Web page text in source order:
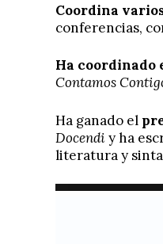
Coordina
conferencias,
Ha coordinado
Contamos
Ha ganado el
Docendi y ha
literatura y